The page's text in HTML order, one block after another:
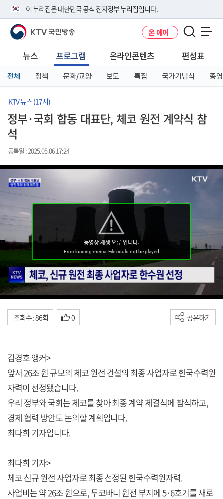
이 누리집은 대한민국 공식 전자정부 누리집입니다.
공식 누리집 주소 확인하기
니다.
이밖에 or.kr 또는 .kr등 다른 도메인 주소를 사용하고 있다면 아래 URL에
서 도메인 주소를 확인해 보세요
KTV 국민방송 온 에어
뉴스 프로그램 온라인콘텐츠 편성표
전체 정책 문화/교양 보도 특집 국가기념식 종영
KTV 뉴스 (17시)
정부·국회 합동 대표단, 체코 원전 계약식 참
석
등록일 : 2025.05.06 17:24
조회수 : 86회 0 공유하기
김경호 앵커>
앞서 26조 원 규모의 체코 원전 건설의 최종 사업자로 한국수력원
자력이 선정됐습니다.
우리 정부와 국회는 체코를 찾아 최종 계약 체결식에 참석하고,
경제 협력 방안도 논의할 계획입니다.
최다희 기자입니다.
최다희 기자>
체코 신규 원전 사업자로 최종 선정된 한국수력원자력.
사업비는 약 26조 원으로, 두코바니 원전 부지에 5·6호기를 새로